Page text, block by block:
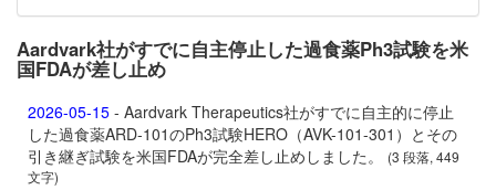
Aardvark社がすでに自主停止した過食薬Ph3試験を米
国FDAが差し止め
2026-05-15 - Aardvark Therapeutics社がすでに自主的に停止
した過食薬ARD-101のPh3試験HERO（AVK-101-301）とその
引き継ぎ試験を米国FDAが完全差し止めしました。
(3 段落, 449
文字)